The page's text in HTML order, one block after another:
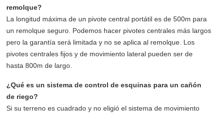
remolque?
La longitud máxima de un pivote central portátil es de 500m para
un remolque seguro. Podemos hacer pivotes centrales más largos
pero la garantía será limitada y no se aplica al remolque. Los
pivotes centrales fijos y de movimiento lateral pueden ser de
hasta 800m de largo.
¿Qué es un sistema de control de esquinas para un cañón
de riego?
Si su terreno es cuadrado y no eligió el sistema de movimiento